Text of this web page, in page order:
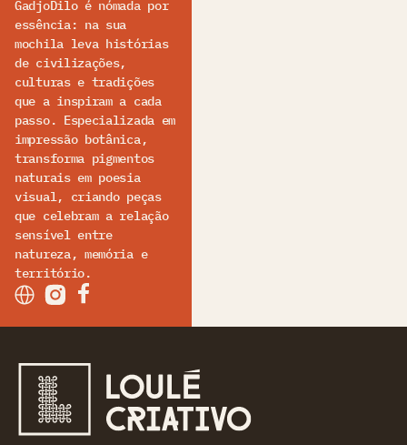
GadjoDilo é nómada por
essência: na sua
mochila leva histórias
de civilizações,
culturas e tradições
que a inspiram a cada
passo. Especializada em
impressão botânica,
transforma pigmentos
naturais em poesia
visual, criando peças
que celebram a relação
sensível entre
natureza, memória e
território.